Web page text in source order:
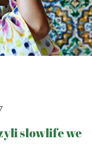
slowlife we